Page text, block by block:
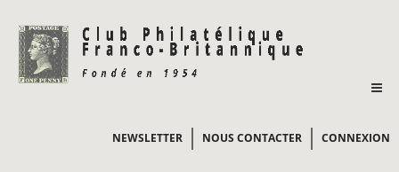
NEWSLETTER NOUS CONTACTER CONNEXION